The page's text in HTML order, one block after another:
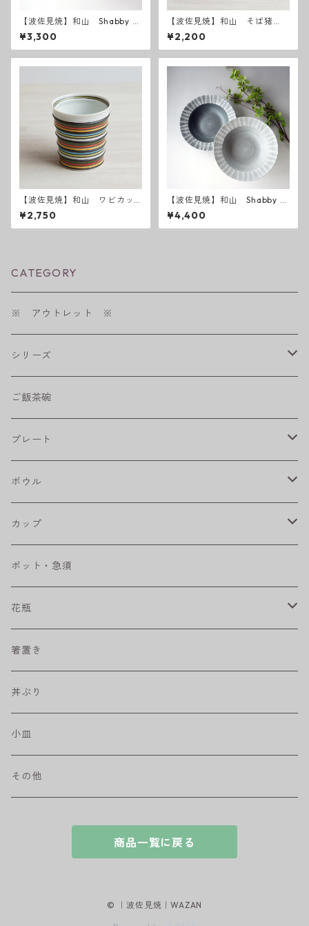
【波佐見焼】和山 Shabby c
hic style カレー皿 ( ダーク
グレー ／ ライトグレー ）
¥3,300
【波佐見焼】和山 そば猪
口 半青・半赤2個セット
¥2,200
【波佐見焼】和山 ワビカッ
プ カラーズレインボー
¥2,750
【波佐見焼】和山 Shabby c
hic style ボウルL ( ダークグ
レー ／ ライトグレー ）
¥4,400
CATEGORY
※ アウトレット ※
シリーズ
shabby chic style
フラワーパレード
八角シリーズ
RONDE
ベベルボウル
プリーツ
藍駒
ワビカップ
ハンディ小皿
和ミモザ
ご飯茶碗
プレート
楕円皿
丸皿
長皿
角皿
取皿
盛皿
カレー＆パスタ皿
ボウル
大鉢
中鉢
小鉢
カップ
カップ
マグカップ
フリーカップ
そば猪口
ポット・急須
花瓶
水差し
箸置き
丼ぶり
小皿
その他
商品一覧に戻る
© ｜波佐見焼｜WAZAN